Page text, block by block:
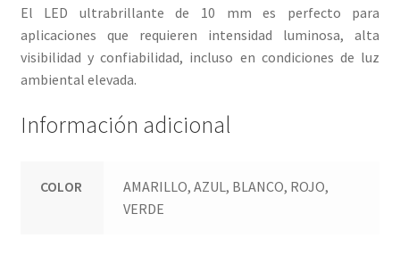
El LED ultrabrillante de 10 mm es perfecto para
aplicaciones que requieren intensidad luminosa, alta
visibilidad y confiabilidad, incluso en condiciones de luz
ambiental elevada.
Información adicional
COLOR
AMARILLO, AZUL, BLANCO, ROJO,
VERDE